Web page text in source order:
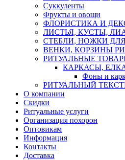
Суккуленты
Фрукты и овощи
ФЛОРИСТИКА И
ЛИСТЬЯ, КУСТЫ,
СТЕБЛИ, НОЖКИ
ВЕНКИ, КОРЗИНЫ
РИТУАЛЬНЫЕ
КАРКАСЫ,
Фоны и
РИТУАЛЬНЫЙ
О компании
Скидки
Ритуальные услуги
Организация похорон
Оптовикам
Информация
Контакты
Доставка